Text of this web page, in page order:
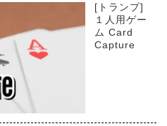
[トランプ]
１人用ゲー
ム Card
Capture